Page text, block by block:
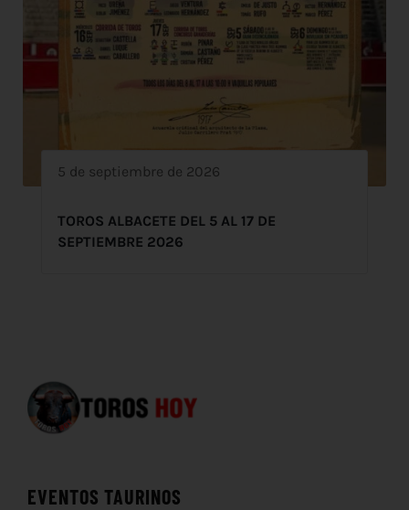
5 de septiembre de 2026
TOROS ALBACETE DEL 5 AL 17 DE
SEPTIEMBRE 2026
EVENTOS TAURINOS